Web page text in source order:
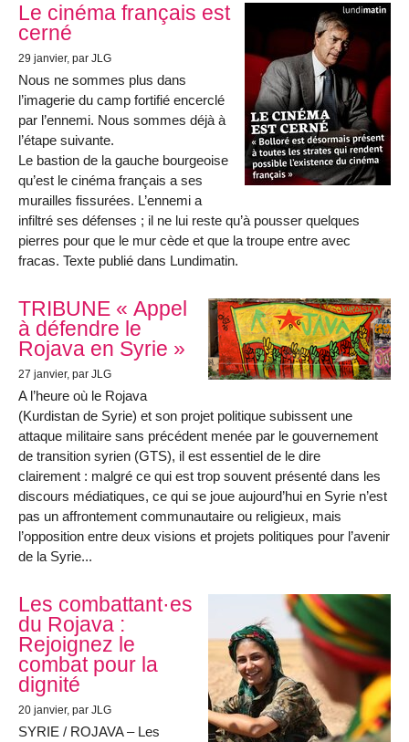
Le cinéma français est
cerné
29 janvier, par JLG
Nous ne sommes plus dans
l’imagerie du camp fortifié encerclé
par l’ennemi. Nous sommes déjà à
l’étape suivante.
Le bastion de la gauche bourgeoise
qu’est le cinéma français a ses
murailles fissurées. L’ennemi a
infiltré ses défenses ; il ne lui reste qu’à pousser quelques
pierres pour que le mur cède et que la troupe entre avec
fracas. Texte publié dans Lundimatin.
TRIBUNE « Appel
à défendre le
Rojava en Syrie »
27 janvier, par JLG
A l’heure où le Rojava
(Kurdistan de Syrie) et son projet politique subissent une
attaque militaire sans précédent menée par le gouvernement
de transition syrien (GTS), il est essentiel de le dire
clairement : malgré ce qui est trop souvent présenté dans les
discours médiatiques, ce qui se joue aujourd’hui en Syrie n’est
pas un affrontement communautaire ou religieux, mais
l’opposition entre deux visions et projets politiques pour l’avenir
de la Syrie...
Les combattant·es
du Rojava :
Rejoignez le
combat pour la
dignité
20 janvier, par JLG
SYRIE / ROJAVA – Les